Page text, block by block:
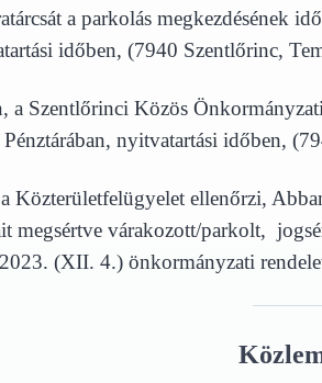
a parkolás megkezdésének
időben, (7940 Szentlőrinc,
a Szentlőrinci Közös
nyitvatartási időben,
Közterületfelügyelet ellenőrzi,
várakozott/parkolt,
(XII. 4.) önkormányzati